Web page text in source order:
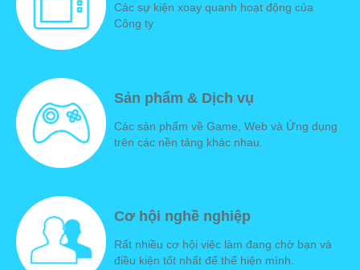
Các sự kiện xoay quanh hoạt động của
Công ty
Sản phẩm & Dịch vụ
Các sản phẩm về Game, Web và Ứng dụng
trên các nền tảng khác nhau.
Cơ hội nghề nghiệp
Rất nhiều cơ hội việc làm đang chờ bạn và
điều kiện tốt nhất để thể hiện mình.